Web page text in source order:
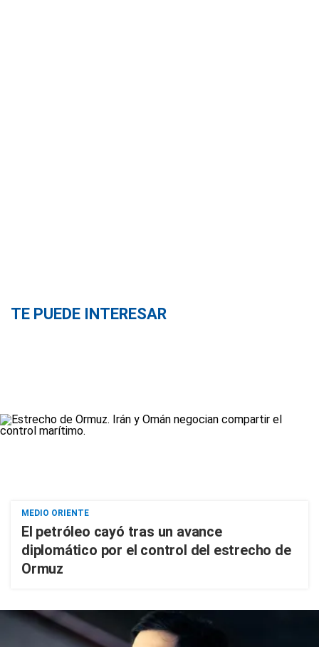
TE PUEDE INTERESAR
MEDIO ORIENTE
El petróleo cayó tras un avance
diplomático por el control del estrecho de
Ormuz